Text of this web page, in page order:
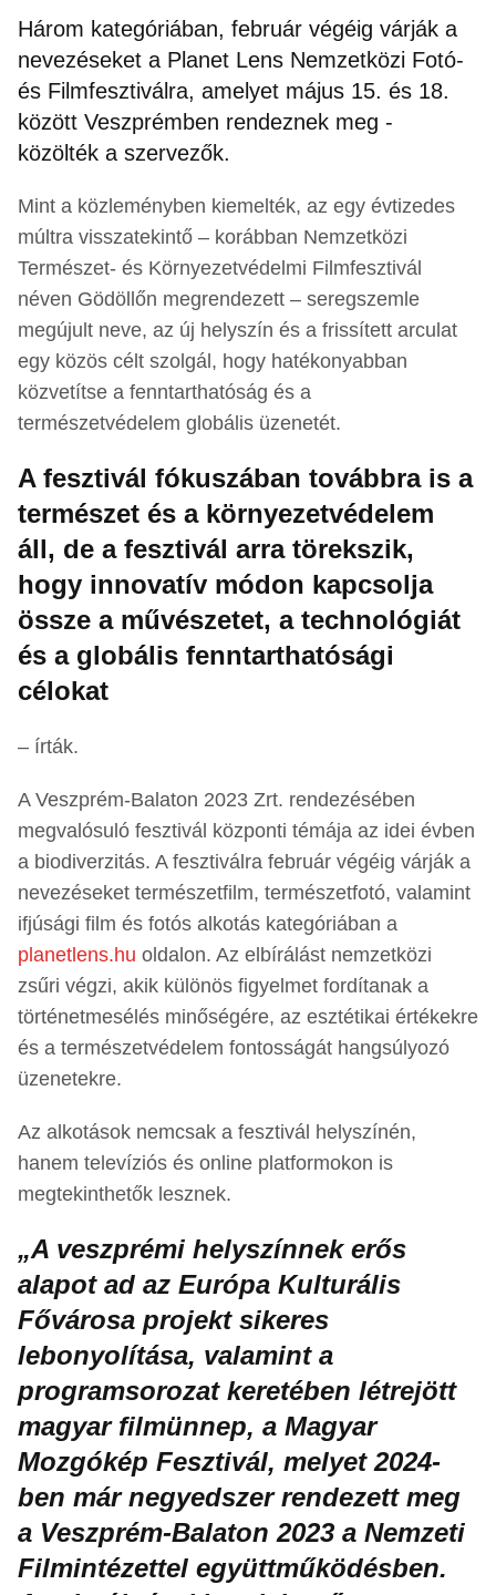
Három kategóriában, február végéig várják a
nevezéseket a Planet Lens Nemzetközi Fotó-
és Filmfesztiválra, amelyet május 15. és 18.
között Veszprémben rendeznek meg -
közölték a szervezők.
Mint a közleményben kiemelték, az egy évtizedes
múltra visszatekintő – korábban Nemzetközi
Természet- és Környezetvédelmi Filmfesztivál
néven Gödöllőn megrendezett – seregszemle
megújult neve, az új helyszín és a frissített arculat
egy közös célt szolgál, hogy hatékonyabban
közvetítse a fenntarthatóság és a
természetvédelem globális üzenetét.
A fesztivál fókuszában továbbra is a
természet és a környezetvédelem
áll, de a fesztivál arra törekszik,
hogy innovatív módon kapcsolja
össze a művészetet, a technológiát
és a globális fenntarthatósági
célokat
– írták.
A Veszprém-Balaton 2023 Zrt. rendezésében
megvalósuló fesztivál központi témája az idei évben
a biodiverzitás. A fesztiválra február végéig várják a
nevezéseket természetfilm, természetfotó, valamint
ifjúsági film és fotós alkotás kategóriában a
planetlens.hu oldalon. Az elbírálást nemzetközi
zsűri végzi, akik különös figyelmet fordítanak a
történetmesélés minőségére, az esztétikai értékekre
és a természetvédelem fontosságát hangsúlyozó
üzenetekre.
Az alkotások nemcsak a fesztivál helyszínén,
hanem televíziós és online platformokon is
megtekinthetők lesznek.
„A veszprémi helyszínnek erős
alapot ad az Európa Kulturális
Fővárosa projekt sikeres
lebonyolítása, valamint a
programsorozat keretében létrejött
magyar filmünnep, a Magyar
Mozgókép Fesztivál, melyet 2024-
ben már negyedszer rendezett meg
a Veszprém-Balaton 2023 a Nemzeti
Filmintézettel együttműködésben.